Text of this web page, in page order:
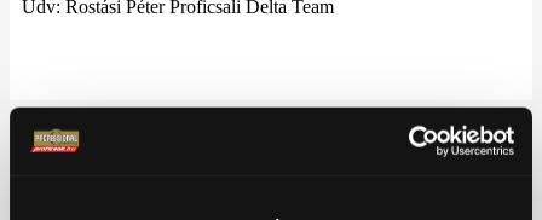
Üdv: Rostási Péter Proficsali Delta Team
Keresés: